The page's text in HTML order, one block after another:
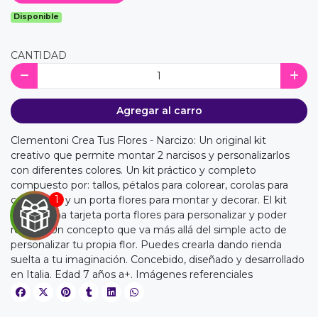
Disponible
CANTIDAD
Agregar al carro
Clementoni Crea Tus Flores - Narcizo: Un original kit
creativo que permite montar 2 narcisos y personalizarlos
con diferentes colores. Un kit práctico y completo
compuesto por: tallos, pétalos para colorear, corolas para
componer y un porta flores para montar y decorar. El kit
incluye una tarjeta porta flores para personalizar y poder
regalar. Un concepto que va más allá del simple acto de
personalizar tu propia flor. Puedes crearla dando rienda
suelta a tu imaginación. Concebido, diseñado y desarrollado
en Italia. Edad 7 años a+. Imágenes referenciales